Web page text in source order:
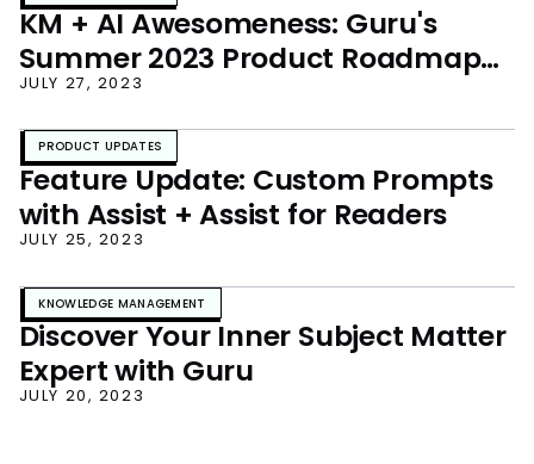
KM + AI Awesomeness: Guru's
Summer 2023 Product Roadmap
Unveiled!
JULY 27, 2023
PRODUCT UPDATES
Feature Update: Custom Prompts
with Assist + Assist for Readers
JULY 25, 2023
KNOWLEDGE MANAGEMENT
Discover Your Inner Subject Matter
Expert with Guru
JULY 20, 2023